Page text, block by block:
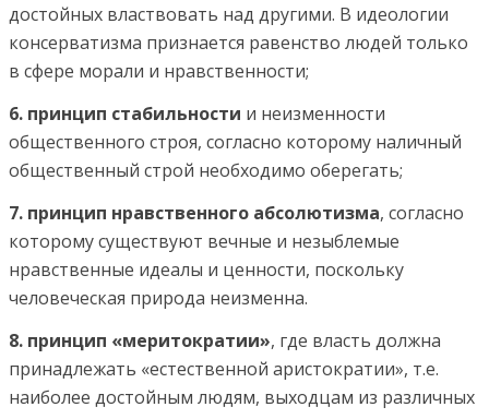
достойных властвовать над другими. В идеологии
консерватизма признается равенство людей только
в сфере морали и нравственности;
6. принцип стабильности и неизменности
общественного строя, согласно которому наличный
общественный строй необходимо оберегать;
7. принцип нравственного абсолютизма, согласно
которому существуют вечные и незыблемые
нравственные идеалы и ценности, поскольку
человеческая природа неизменна.
8. принцип «меритократии», где власть должна
принадлежать «естественной аристократии», т.е.
наиболее достойным людям, выходцам из различных